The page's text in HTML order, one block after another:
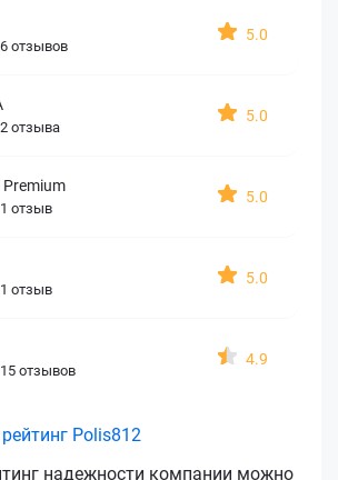
6 отзывов
5.0
2 отзыва
5.0
Premium
1 отзыв
5.0
1 отзыв
5.0
15 отзывов
4.9
Polis812
надежности компании можно